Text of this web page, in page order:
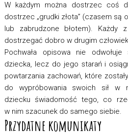
W każdym można dostrzec coś
dostrzec „grudki złota” (czasem są
lub zabrudzone błotem). Każdy
dostrzegać dobro w drugim
Pochwała opisowa nie
dziecka, lecz do jego starań i
powtarzania zachowań, które
do wypróbowania swoich sił w
dziecku świadomość tego, co
w nim szacunek do samego siebie.
Przydatne komunikaty